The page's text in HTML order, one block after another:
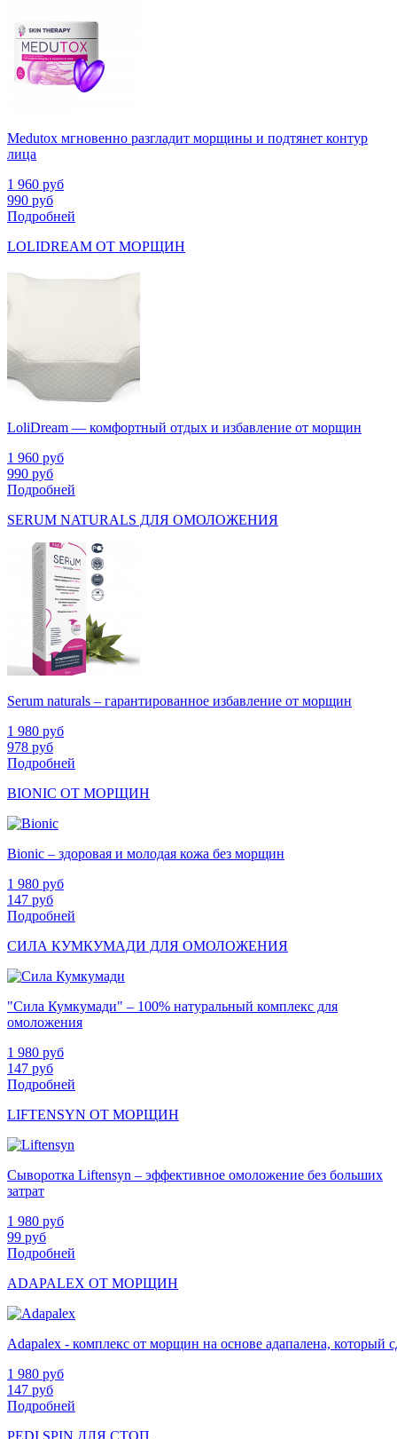
Medutox мгновенно разгладит морщины и подтянет контур
лица
1 960 руб
990 руб
Подробней
LOLIDREAM ОТ МОРЩИН
LoliDream — комфортный отдых и избавление от морщин
1 960 руб
990 руб
Подробней
SERUM NATURALS ДЛЯ ОМОЛОЖЕНИЯ
Serum naturals – гарантированное избавление от морщин
1 980 руб
978 руб
Подробней
BIONIC ОТ МОРЩИН
Bionic – здоровая и молодая кожа без морщин
1 980 руб
147 руб
Подробней
СИЛА КУМКУМАДИ ДЛЯ ОМОЛОЖЕНИЯ
"Сила Кумкумади" – 100% натуральный комплекс для
омоложения
1 980 руб
147 руб
Подробней
LIFTENSYN ОТ МОРЩИН
Сыворотка Liftensyn – эффективное омоложение без больших
затрат
1 980 руб
99 руб
Подробней
ADAPALEX ОТ МОРЩИН
Adapalex - комплекс от морщин на основе адапалена,
1 980 руб
147 руб
Подробней
PEDI SPIN ДЛЯ СТОП